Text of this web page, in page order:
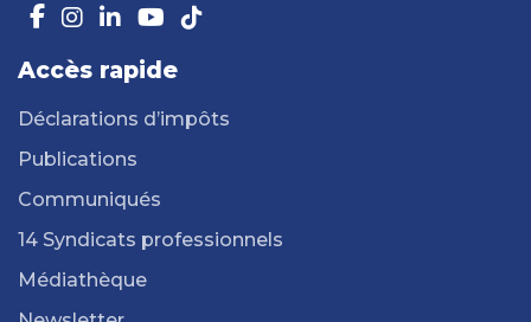
Accès rapide
Déclarations d’impôts
Publications
Communiqués
14 Syndicats professionnels
Médiathèque